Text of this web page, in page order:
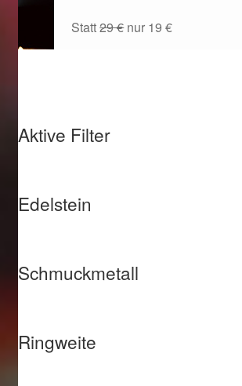
Statt29 €nur 19 €
Aktive Filter
Edelstein
Schmuckmetall
Ringweite